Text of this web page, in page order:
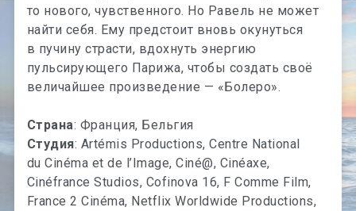
то нового, чувственного. Но Равель не может
найти себя. Ему предстоит вновь окунуться
в пучину страсти, вдохнуть энергию
пульсирующего Парижа, чтобы создать своё
величайшее произведение — «Болеро».
Страна: Франция, Бельгия
Студия: Artémis Productions, Centre National
du Cinéma et de l’Image, Ciné@, Cinéaxe,
Cinéfrance Studios, Cofinova 16, F Comme Film,
France 2 Cinéma, Netflix Worldwide Productions,